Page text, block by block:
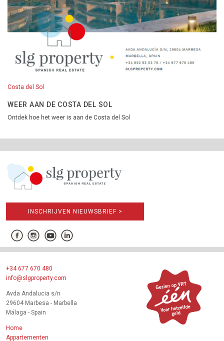
Costa del Sol
WEER AAN DE COSTA DEL SOL
Ontdek hoe het weer is aan de Costa del Sol
INSCHRIJVEN NIEUWSBRIEF >
+34 677 670 480
info@slgproperty.com
Avda Andalucia s/n
29604 Marbesa - Marbella
Málaga - Spain
Home
Appartementen